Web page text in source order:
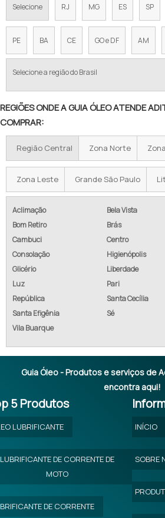
ADITIVO EMULGADOR SULFONATO
ADITIVO EMULGADOR SULFONATO DE SÓDIO
ADITIVOS INDÚSTRIA TÊXTIL
ADITIVOS PARA LUBRIFICANTES INDUSTRIAIS
ADITIVOS PROTETORES DE SUPERFÍCIE
ADITIVOS QUÍMICOS PARA LUBRIFICANTES
COMPRAR ADITIVO EMULGADOR
COTAR ADITIVO EMULGADOR
EMPRESA DE ADITIVO EMULGADOR
EMPRESA DE ADITIVO EMULGADOR INDUSTRIAL
FÁBRICA DE ADITIVO EMULGADOR
Selecione RJ MG ES SP
PE BA CE GO e DF AM
Selecione a região do Brasil
REGIÕES ONDE A GUIA ÓLEO ATENDE
COMPRAR:
Região Central Zona Norte
Zona Leste Grande São Paulo
Aclimação
Bela Vista
Bom Retiro
Brás
Cambuci
Centro
Consolação
Higienópolis
Glicério
Liberdade
Luz
Pari
República
Santa Cecília
Santa Efigênia
Sé
Vila Buarque
Guia Óleo - Produtos e serviços de
encontra aqui!
5 Produtos
LUBRIFICANTE
LUBRIFICANTE DE CORRENTE DE
MOTO
DE CORRENTE
INÍCIO
SOBRE